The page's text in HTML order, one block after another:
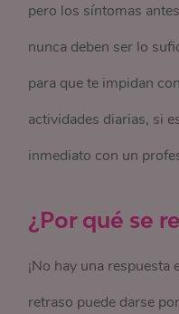
pero los síntomas
nunca deben ser lo
para que te impidan
actividades diarias, si
inmediato con un
¿Por qué se
¡No hay una respuesta
retraso puede darse